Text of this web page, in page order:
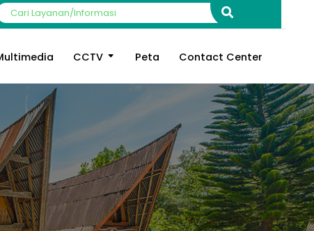
CCTV Peta Contact Center